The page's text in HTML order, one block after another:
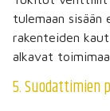
tulemaan
rakenteiden
alkavat
5. Suodattimien